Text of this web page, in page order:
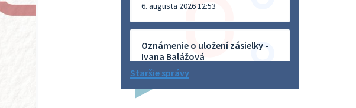
6. augusta 2026 12:53
Oznámenie o uložení zásielky -
Ivana Balážová
Na úradnej tabuli je nová výveska.
5. augusta 2026 12:38
Staršie správy